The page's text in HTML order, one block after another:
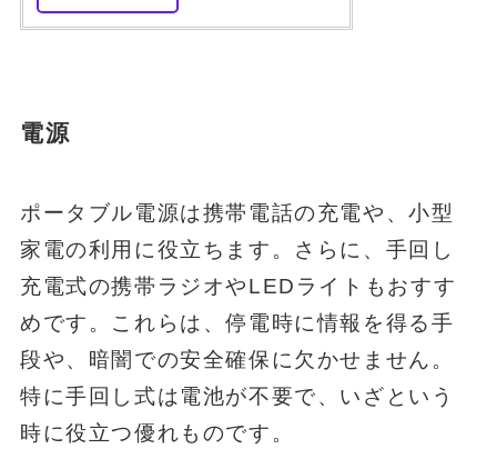
電源
ポータブル電源は携帯電話の充電や、小型
家電の利用に役立ちます。さらに、手回し
充電式の携帯ラジオやLEDライトもおすす
めです。これらは、停電時に情報を得る手
段や、暗闇での安全確保に欠かせません。
特に手回し式は電池が不要で、いざという
時に役立つ優れものです。